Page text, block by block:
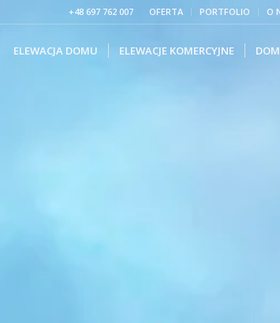
OFERTA PORTFOLIO O
+48 697 762 007
ELEWACJA DOMU ELEWACJE KOMERCYJNE